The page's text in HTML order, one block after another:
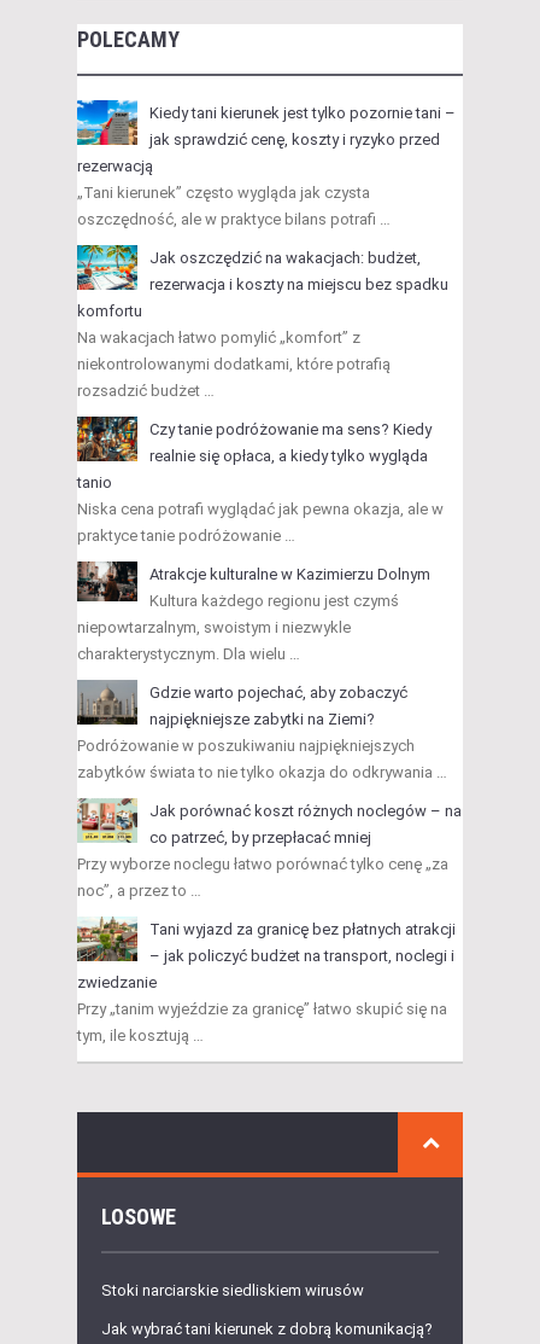
POLECAMY
Kiedy tani kierunek jest tylko pozornie tani –
jak sprawdzić cenę, koszty i ryzyko przed
rezerwacją
„Tani kierunek” często wygląda jak czysta
oszczędność, ale w praktyce bilans potrafi …
Jak oszczędzić na wakacjach: budżet,
rezerwacja i koszty na miejscu bez spadku
komfortu
Na wakacjach łatwo pomylić „komfort” z
niekontrolowanymi dodatkami, które potrafią
rozsadzić budżet …
Czy tanie podróżowanie ma sens? Kiedy
realnie się opłaca, a kiedy tylko wygląda
tanio
Niska cena potrafi wyglądać jak pewna okazja, ale w
praktyce tanie podróżowanie …
Atrakcje kulturalne w Kazimierzu Dolnym
Kultura każdego regionu jest czymś
niepowtarzalnym, swoistym i niezwykle
charakterystycznym. Dla wielu …
Gdzie warto pojechać, aby zobaczyć
najpiękniejsze zabytki na Ziemi?
Podróżowanie w poszukiwaniu najpiękniejszych
zabytków świata to nie tylko okazja do odkrywania …
Jak porównać koszt różnych noclegów – na
co patrzeć, by przepłacać mniej
Przy wyborze noclegu łatwo porównać tylko cenę „za
noc”, a przez to …
Tani wyjazd za granicę bez płatnych atrakcji
– jak policzyć budżet na transport, noclegi i
zwiedzanie
Przy „tanim wyjeździe za granicę” łatwo skupić się na
tym, ile kosztują …
LOSOWE
Stoki narciarskie siedliskiem wirusów
Jak wybrać tani kierunek z dobrą komunikacją?